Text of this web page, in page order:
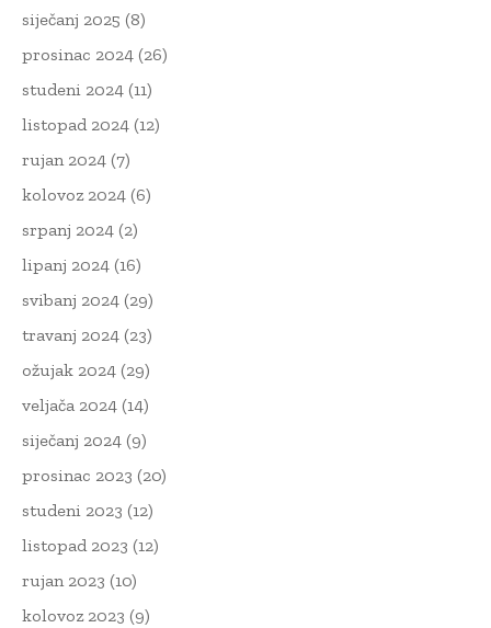
siječanj 2025 (8)
prosinac 2024 (26)
studeni 2024 (11)
listopad 2024 (12)
rujan 2024 (7)
kolovoz 2024 (6)
srpanj 2024 (2)
lipanj 2024 (16)
svibanj 2024 (29)
travanj 2024 (23)
ožujak 2024 (29)
veljača 2024 (14)
siječanj 2024 (9)
prosinac 2023 (20)
studeni 2023 (12)
listopad 2023 (12)
rujan 2023 (10)
kolovoz 2023 (9)